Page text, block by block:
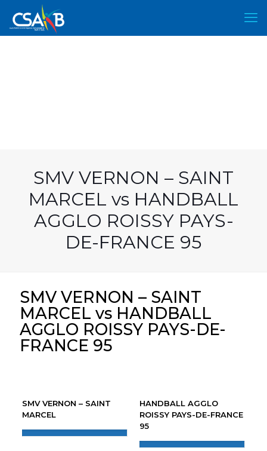
SMV VERNON – SAINT
MARCEL vs HANDBALL
AGGLO ROISSY PAYS-
DE-FRANCE 95
SMV VERNON – SAINT
MARCEL vs HANDBALL
AGGLO ROISSY PAYS-DE-
FRANCE 95
SMV VERNON – SAINT
MARCEL
HANDBALL AGGLO
ROISSY PAYS-DE-FRANCE
95